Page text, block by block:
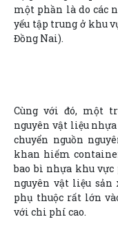
một phần là do các
yếu tập trung ở khu
Đồng Nai).
Cùng với đó, một
nguyên vật liệu
chuyển nguồn
khan hiếm
bao bì nhựa khu vực
nguyên vật liệu
phụ thuộc rất lớn
với chi phí cao.